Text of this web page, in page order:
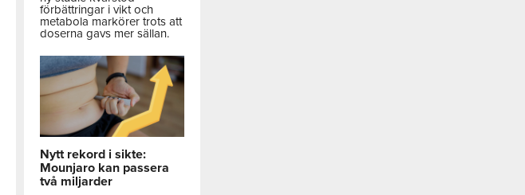
förbättringar i vikt och
metabola markörer trots att
doserna gavs mer sällan.
Nytt rekord i sikte:
Mounjaro kan passera
två miljarder